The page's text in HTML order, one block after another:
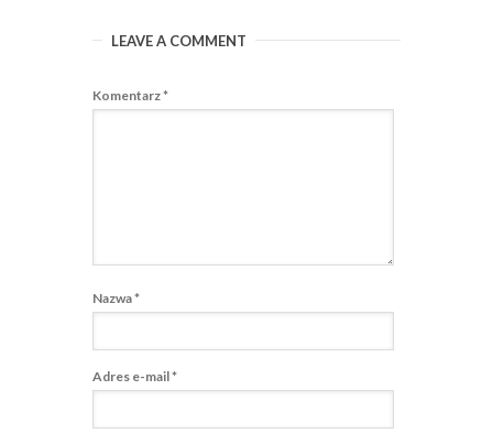
LEAVE A COMMENT
Komentarz*
Nazwa*
Adres e-mail*